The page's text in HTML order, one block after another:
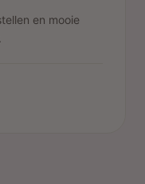
en mooie